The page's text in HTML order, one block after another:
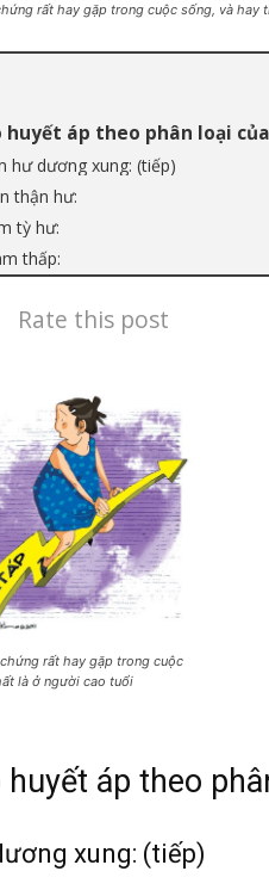
rất hay gặp trong cuộc sống, và hay
huyết áp theo phân loại
hư dương xung: (tiếp)
thận hư:
tỳ hư:
thấp:
Rate this post
rất hay gặp trong cuộc
là ở người cao tuổi
huyết áp theo
xung: (tiếp)